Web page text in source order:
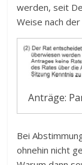
werden, seit
Weise nach
Anträge:
Bei
ohnehin nicht